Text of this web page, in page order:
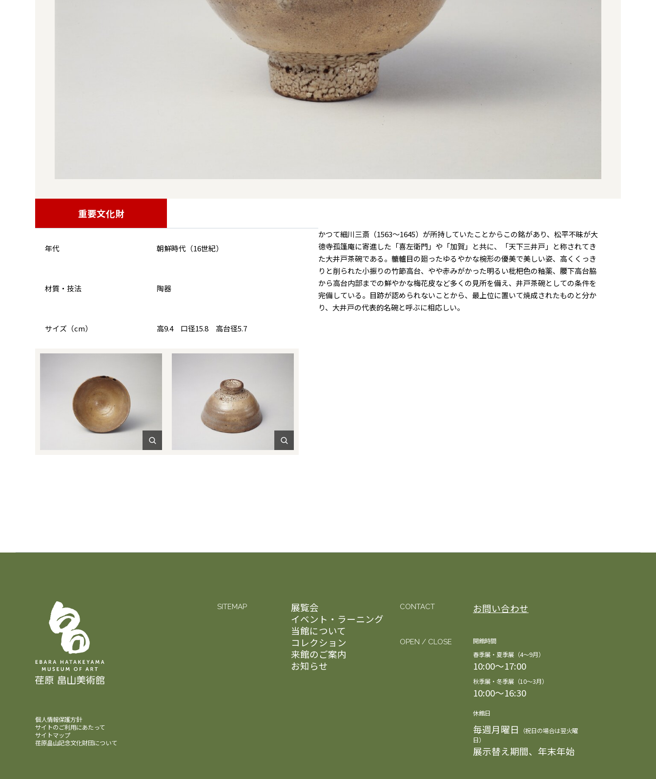
重要文化財
年代 朝鮮時代（16世紀）
材質・技法 陶器
サイズ（cm） 高9.4 口径15.8 高台径5.7
かつて細川三斎（1563～1645）が所持していたことからこの銘があり、松平不昧が大
徳寺孤篷庵に寄進した「喜左衛門」や「加賀」と共に、「天下三井戸」と称されてき
た大井戸茶碗である。轆轤目の廻ったゆるやかな椀形の優美で美しい姿、高くくっき
りと削られた小振りの竹節高台、やや赤みがかった明るい枇杷色の釉薬、腰下高台脇
から高台内部までの鮮やかな梅花皮など多くの見所を備え、井戸茶碗としての条件を
完備している。目跡が認められないことから、最上位に置いて焼成されたものと分か
り、大井戸の代表的名碗と呼ぶに相応しい。
個人情報保護方針
サイトのご利用にあたって
サイトマップ
荏原畠山記念文化財団について
SITEMAP
展覧会
イベント・ラーニング
当館について
コレクション
来館のご案内
お知らせ
CONTACT お問い合わせ
OPEN / CLOSE
開館時間
春季展・夏季展（4～9月）
10:00～17:00
秋季展・冬季展（10～3月）
10:00～16:30
休館日
毎週月曜日
（祝日の場合は翌火曜
日）
展示替え期間、年末年始